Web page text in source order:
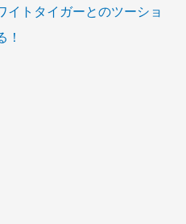
イトタイガーとのツーショ
！